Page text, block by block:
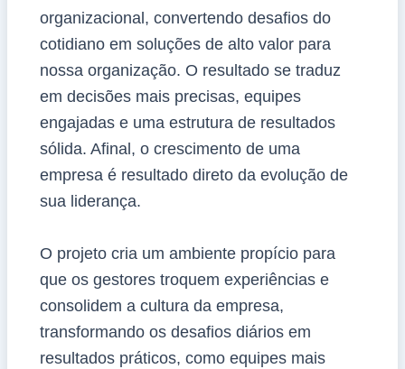
organizacional, convertendo desafios do
cotidiano em soluções de alto valor para
nossa organização. O resultado se traduz
em decisões mais precisas, equipes
engajadas e uma estrutura de resultados
sólida. Afinal, o crescimento de uma
empresa é resultado direto da evolução de
sua liderança.
O projeto cria um ambiente propício para
que os gestores troquem experiências e
consolidem a cultura da empresa,
transformando os desafios diários em
resultados práticos, como equipes mais